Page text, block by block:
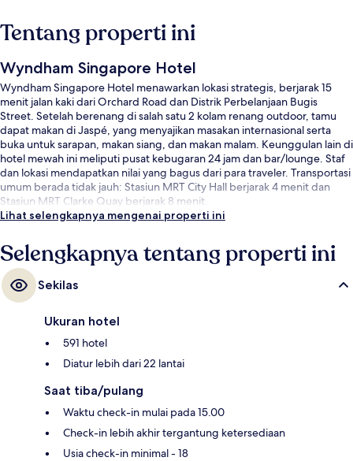
Tentang properti ini
Wyndham Singapore Hotel
Wyndham Singapore Hotel menawarkan lokasi strategis, berjarak 15
menit jalan kaki dari Orchard Road dan Distrik Perbelanjaan Bugis
Street. Setelah berenang di salah satu 2 kolam renang outdoor, tamu
dapat makan di Jaspé, yang menyajikan masakan internasional serta
buka untuk sarapan, makan siang, dan makan malam. Keunggulan lain di
hotel mewah ini meliputi pusat kebugaran 24 jam dan bar/lounge. Staf
dan lokasi mendapatkan nilai yang bagus dari para traveler. Transportasi
umum berada tidak jauh: Stasiun MRT City Hall berjarak 4 menit dan
Stasiun MRT Clarke Quay berjarak 8 menit.
Lihat selengkapnya mengenai properti ini
Selengkapnya tentang properti ini
Sekilas
Ukuran hotel
591 hotel
Diatur lebih dari 22 lantai
Saat tiba/pulang
Waktu check-in mulai pada 15.00
Check-in lebih akhir tergantung ketersediaan
Usia check-in minimal - 18